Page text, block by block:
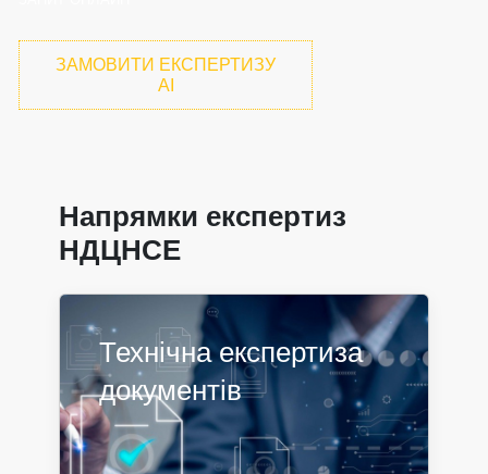
ЗАМОВИТИ ЕКСПЕРТИЗУ
AI
Напрямки експертиз
НДЦНСЕ
Технічна експертиза
документів